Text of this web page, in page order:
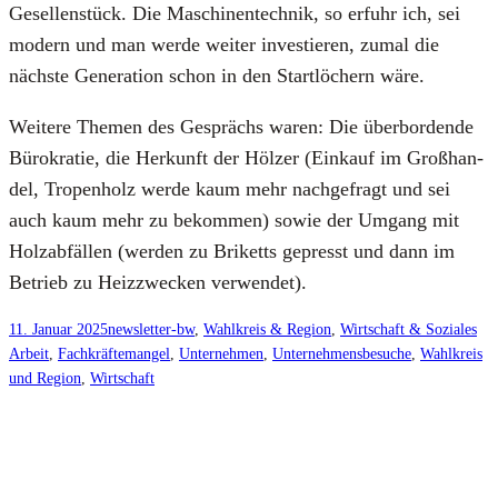
Gesel­len­stück. Die Maschi­nen­tech­nik, so erfuhr ich, sei
modern und man wer­de wei­ter inves­tie­ren, zumal die
nächs­te Gene­ra­ti­on schon in den Start­lö­chern wäre.
Wei­te­re The­men des Gesprächs waren: Die über­bor­den­de
Büro­kra­tie, die Her­kunft der Höl­zer (Ein­kauf im Groß­han­
del, Tro­pen­holz wer­de kaum mehr nach­ge­fragt und sei
auch kaum mehr zu bekom­men) sowie der Umgang mit
Holz­ab­fäl­len (wer­den zu Bri­ketts gepresst und dann im
Betrieb zu Heiz­zwe­cken ver­wen­det).
11. Januar 2025newsletter-bw, Wahlkreis & Region Wirtschaft & Soziales
Arbeit Fachkräftemangel Unternehmen Unternehmensbesuche Wahlkreis
und Region Wirtschaft